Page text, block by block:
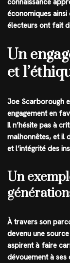
connaissance
économiques
électeurs ont fait
Un
et
Joe Scarborough
engagement en
Il n’hésite pas à
malhonnêtes, et il
et l’intégrité des
Un
À travers son
devenu une
aspirent à faire
dévouement à ses